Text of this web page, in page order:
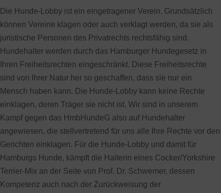
Die Hunde-Lobby ist ein eingetragener Verein. Grundsätzlich
können Vereine klagen oder auch verklagt werden, da sie als
juristische Personen des Privatrechts rechtsfähig sind.
Hundehalter werden durch das Hamburger Hundegesetz in
Ihren Freiheitsrechten eingeschränkt. Diese Freiheitsrechte
sind von Ihrer Natur her so geschaffen, dass sie nur ein
Mensch haben kann. Die Hunde-Lobby kann keine Rechte
einklagen, deren Träger sie nicht ist. Wir sind in unserem
Kampf gegen das HmbHundeG also auf Hundehalter
angewiesen, die stellvertretend für uns alle Ihre Rechte vor den
Gerichten einklagen. Für die Hunde-Lobby und damit für
Hamburgs Hunde, kämpft die Halterin eines Cocker/Yorkshire
Terrier-Mix an der Seite von Prof. Dr. Schwemer, dessen
Kompetenz auch nach der Zurückweisung der